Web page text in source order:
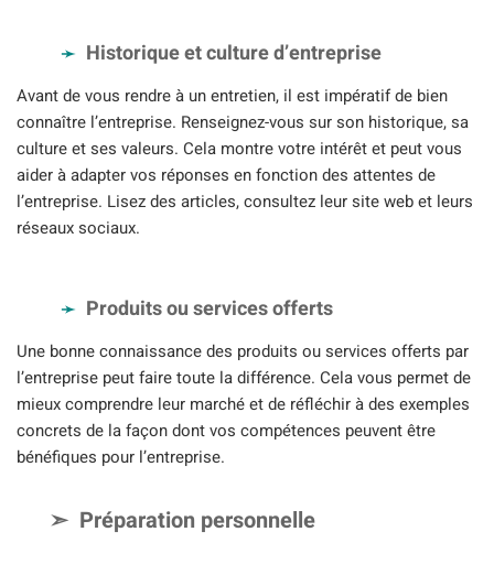
Historique et culture d’entreprise
Avant de vous rendre à un entretien, il est impératif de bien
connaître l’entreprise. Renseignez-vous sur son historique, sa
culture et ses valeurs. Cela montre votre intérêt et peut vous
aider à adapter vos réponses en fonction des attentes de
l’entreprise. Lisez des articles, consultez leur site web et leurs
réseaux sociaux.
Produits ou services offerts
Une bonne connaissance des produits ou services offerts par
l’entreprise peut faire toute la différence. Cela vous permet de
mieux comprendre leur marché et de réfléchir à des exemples
concrets de la façon dont vos compétences peuvent être
bénéfiques pour l’entreprise.
Préparation personnelle